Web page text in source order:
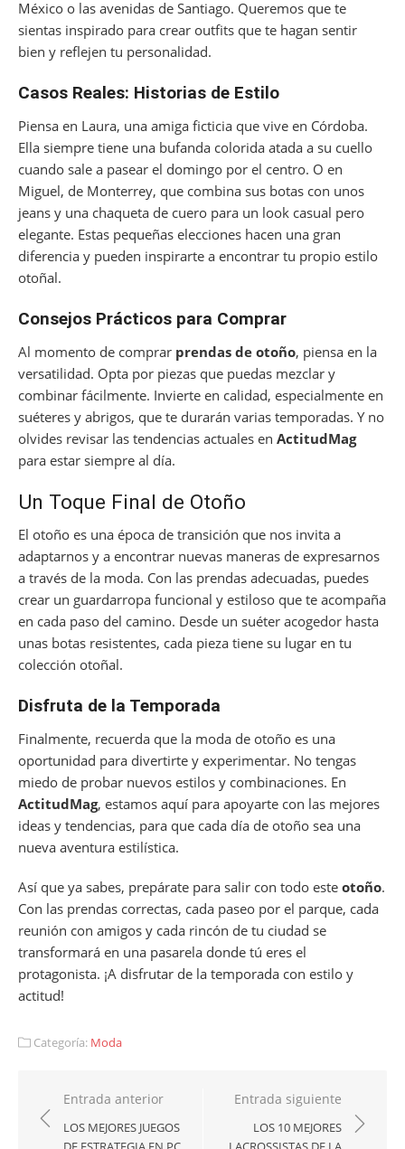
México o las avenidas de Santiago. Queremos que te
sientas inspirado para crear outfits que te hagan sentir
bien y reflejen tu personalidad.
Casos Reales: Historias de Estilo
Piensa en Laura, una amiga ficticia que vive en Córdoba.
Ella siempre tiene una bufanda colorida atada a su cuello
cuando sale a pasear el domingo por el centro. O en
Miguel, de Monterrey, que combina sus botas con unos
jeans y una chaqueta de cuero para un look casual pero
elegante. Estas pequeñas elecciones hacen una gran
diferencia y pueden inspirarte a encontrar tu propio estilo
otoñal.
Consejos Prácticos para Comprar
Al momento de comprar prendas de otoño, piensa en la
versatilidad. Opta por piezas que puedas mezclar y
combinar fácilmente. Invierte en calidad, especialmente en
suéteres y abrigos, que te durarán varias temporadas. Y no
olvides revisar las tendencias actuales en ActitudMag
para estar siempre al día.
Un Toque Final de Otoño
El otoño es una época de transición que nos invita a
adaptarnos y a encontrar nuevas maneras de expresarnos
a través de la moda. Con las prendas adecuadas, puedes
crear un guardarropa funcional y estiloso que te acompaña
en cada paso del camino. Desde un suéter acogedor hasta
unas botas resistentes, cada pieza tiene su lugar en tu
colección otoñal.
Disfruta de la Temporada
Finalmente, recuerda que la moda de otoño es una
oportunidad para divertirte y experimentar. No tengas
miedo de probar nuevos estilos y combinaciones. En
ActitudMag, estamos aquí para apoyarte con las mejores
ideas y tendencias, para que cada día de otoño sea una
nueva aventura estilística.
Así que ya sabes, prepárate para salir con todo este otoño.
Con las prendas correctas, cada paseo por el parque, cada
reunión con amigos y cada rincón de tu ciudad se
transformará en una pasarela donde tú eres el
protagonista. ¡A disfrutar de la temporada con estilo y
actitud!
Categoría: Moda
Navegación
de
Entrada anterior
LOS MEJORES JUEGOS
Entrada siguiente
LOS 10 MEJORES